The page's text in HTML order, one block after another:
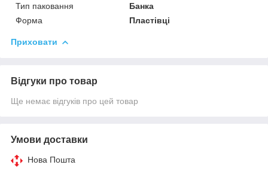
Тип паковання
Банка
Форма
Пластівці
Приховати
Відгуки про товар
Ще немає відгуків про цей товар
Умови доставки
Нова Пошта